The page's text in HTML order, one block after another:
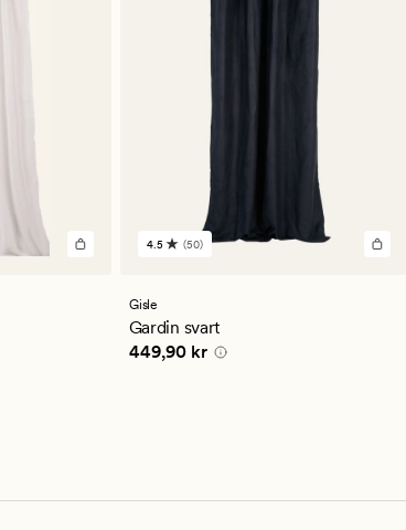
50
en
gjennomsnittlig
vurdering
på
4.5 (50)
Gisle
Gardin svart
Pris 449,90 kr
449,90 kr